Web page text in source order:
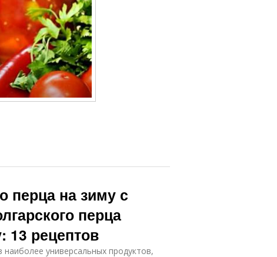
перца на зиму с
перца
13 рецептов
универсальных продуктов,